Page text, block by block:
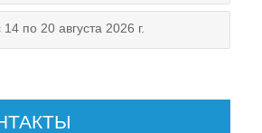
по 20 августа 2026 г.